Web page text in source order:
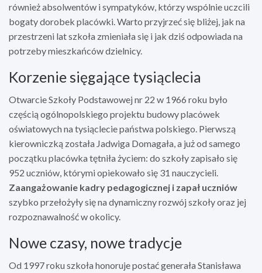
również absolwentów i sympatyków, którzy wspólnie uczcili
bogaty dorobek placówki. Warto przyjrzeć się bliżej, jak na
przestrzeni lat szkoła zmieniała się i jak dziś odpowiada na
potrzeby mieszkańców dzielnicy.
Korzenie sięgające tysiąclecia
Otwarcie Szkoły Podstawowej nr 22 w 1966 roku było
częścią ogólnopolskiego projektu budowy placówek
oświatowych na tysiąclecie państwa polskiego. Pierwszą
kierowniczką została Jadwiga Domagała, a już od samego
początku placówka tętniła życiem: do szkoły zapisało się
952 uczniów, którymi opiekowało się 31 nauczycieli.
Zaangażowanie kadry pedagogicznej i zapał uczniów
szybko przełożyły się na dynamiczny rozwój szkoły oraz jej
rozpoznawalność w okolicy.
Nowe czasy, nowe tradycje
Od 1997 roku szkoła honoruje postać generała Stanisława